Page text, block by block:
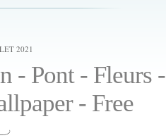
2021
- Pont - Fleurs -
- Free